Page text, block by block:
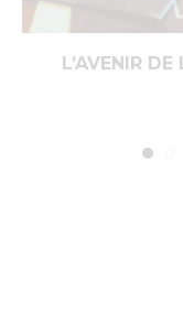
L’AVENIR